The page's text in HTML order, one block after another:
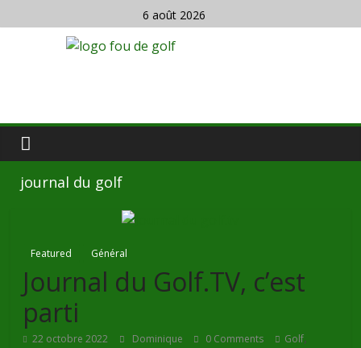
6 août 2026
journal du golf
Featured Général
Journal du Golf.TV, c’est
parti
22 octobre 2022 Dominique 0 Comments Golf,